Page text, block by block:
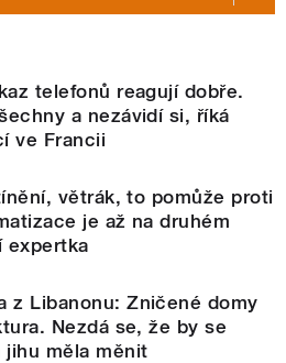
telefonů reagují dobře.
a nezávidí si, říká
ve Francii
větrák, to pomůže proti
je až na druhém
expertka
z Libanonu: Zničené domy
Nezdá se, že by se
jihu měla měnit